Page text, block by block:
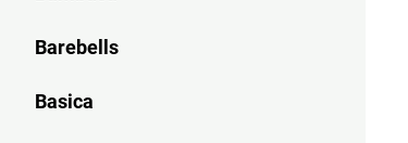
Barebells
Basica